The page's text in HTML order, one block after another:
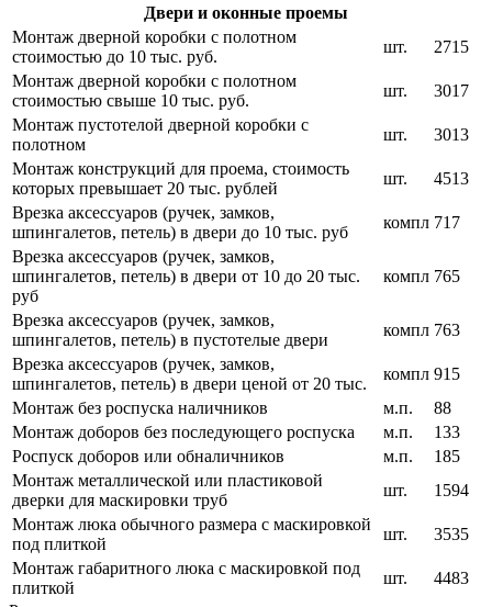
Двери и оконные проемы
Монтаж дверной коробки с полотном
стоимостью до 10 тыс. руб.
шт.
2715
Монтаж дверной коробки с полотном
стоимостью свыше 10 тыс. руб.
шт.
3017
Монтаж пустотелой дверной коробки с
полотном
шт.
3013
Монтаж конструкций для проема, стоимость
которых превышает 20 тыс. рублей
шт.
4513
Врезка аксессуаров (ручек, замков,
шпингалетов, петель) в двери до 10 тыс. руб
компл 717
Врезка аксессуаров (ручек, замков,
шпингалетов, петель) в двери от 10 до 20 тыс.
руб
компл 765
Врезка аксессуаров (ручек, замков,
шпингалетов, петель) в пустотелые двери
компл 763
Врезка аксессуаров (ручек, замков,
шпингалетов, петель) в двери ценой от 20 тыс.
компл 915
Монтаж без роспуска наличников
м.п.
88
Монтаж доборов без последующего роспуска
м.п.
133
Роспуск доборов или обналичников
м.п.
185
Монтаж металлической или пластиковой
дверки для маскировки труб
шт.
1594
Монтаж люка обычного размера с маскировкой
под плиткой
шт.
3535
Монтаж габаритного люка с маскировкой под
плиткой
шт.
4483